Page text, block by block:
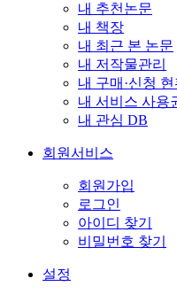
내 추천논문
내 책장
내 최근 본 논문
내 저작물관리
내 구매·신청
내 서비스 사용
내 관심 DB
회원서비스
회원가입
로그인
아이디 찾기
비밀번호 찾기
설정